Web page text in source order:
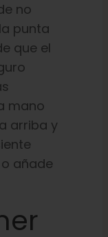
no
punta
que el
mano
arriba y
añade